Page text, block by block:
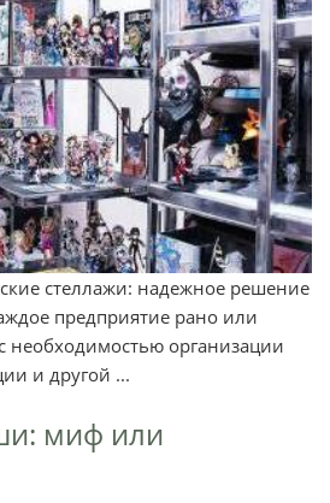
стеллажи: надежное решение
предприятие рано или
необходимостью организации
и другой ...
миф или